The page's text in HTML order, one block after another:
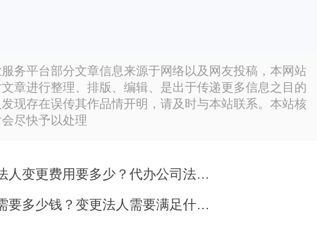
点是企业资产所有权、控制权、经营
密，有利于业主个人创业精神的发
自负盈亏和对企业的债务负无限责
坏同业主个人的经济利益乃至身家
。
务平台部分文章信息来源于网络以及网友投稿，本网站
文章进行整理、排版、编辑、是出于传递更多信息之目的
现存在误传其作品情开明，请及时与本站联系。本站核
尽快予以处理
代办公司法人变更费用要多少？代办公司法人变更的费用..
变更法人需要多少钱？变更法人需要满足什么条件吗？